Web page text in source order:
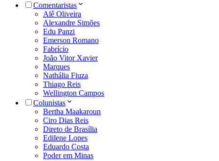
Comentaristas
Alê Oliveira
Alexandre Simões
Edu Panzi
Emerson Romano
Fabrício
João Vitor Xavier
Marques
Nathália Fiuza
Thiago Reis
Wellington Campos
Colunistas
Bertha Maakaroun
Ciro Dias Reis
Direto de Brasília
Edilene Lopes
Eduardo Costa
Poder em Minas